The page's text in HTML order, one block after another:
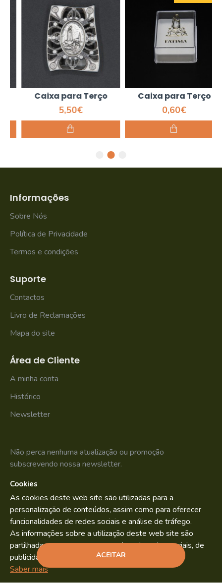
ADICIONAR
Caixa para Terço
5,50€
Caixa para Terço
0,60€
Informações
Sobre Nós
Política de Privacidade
Termos e condições
Suporte
Contactos
Livro de Reclamações
Mapa do site
Área de Cliente
A minha conta
Histórico
Newsletter
Não perca nenhuma atualização ou promoção
subscrevendo nossa newsletter.
Li e aceito osPolítica de Privacidade
Copyright © 2022. ByBild.pt
ACEITAR
Cookies
As cookies deste web site são utilizadas para a
personalização de conteúdos, assim como para oferecer
funcionalidades de redes sociais e análise de tráfego.
As informações sobre a utilização deste web site são
partilhadas com os nossos parceiros de redes sociais, de
publicidade e análise.
Saber mais